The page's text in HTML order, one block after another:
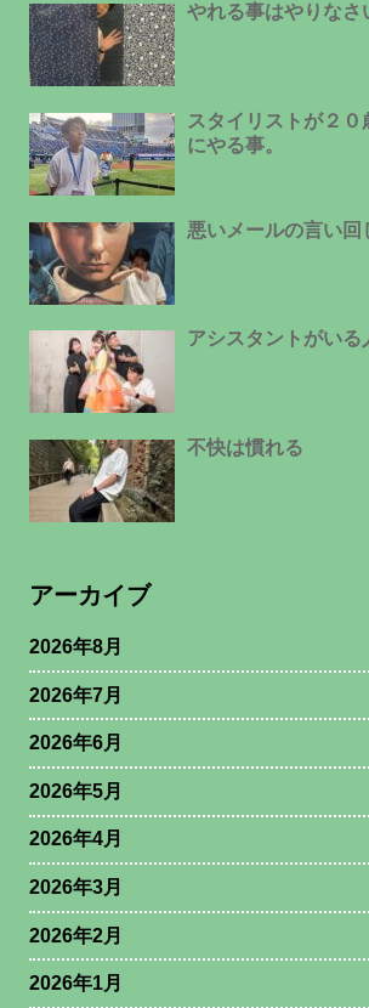
やれる事はやりなさ
スタイリストが２
にやる事。
悪いメールの言い回
アシスタントがいる
不快は慣れる
アーカイブ
2026年8月
2026年7月
2026年6月
2026年5月
2026年4月
2026年3月
2026年2月
2026年1月